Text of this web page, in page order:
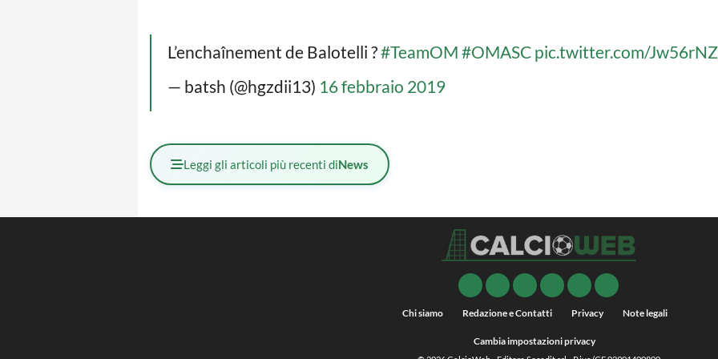
L’enchaînement de Balotelli ?#TeamOM #OMASC pic.twitter.com/
— batsh (@hgzdii13) 16 febbraio 2019
Leggi gli articoli più recenti diNews
Chi siamo Redazione e Contatti Privacy Note legali
Cambia impostazioni privacy